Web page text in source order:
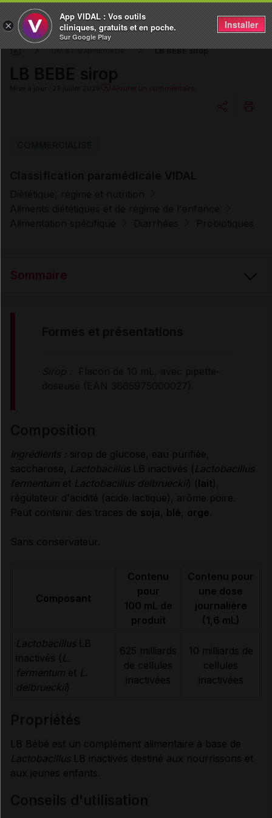
DM & Parapharmacie LB BEBE sirop
Ajouter un commentaire
Sommaire
PRÉCAUTIONS D'EMPLOI
CONDITIONS DE CONSERVATION
Ingrédients : sirop de glucose, eau purifiée,
saccharose, Lactobacillus LB inactivés ( Lactobacillus
fermentum et Lactobacillus delbrueckii) (lait),
régulateur d'acidité (acide lactique), arôme poire.
Peut contenir des traces de soja, blé, orge
Sans conservateur.
Composant
Contenu
pour
100 mL de
produit
Contenu pour
une dose
journalière
(1,6 mL)
Lactobacillus LB
inactivés ( L.
fermentum et L.
delbrueckii)
625 milliards
de cellules
inactivées
10 milliards de
cellules
inactivées
LB Bébé est un complément alimentaire à base de
Lactobacillus LB inactivés destiné aux nourrissons et
aux jeunes enfants.
×
App VIDAL : Vos outils
cliniques, gratuits et en poche.
Sur Google Play
Installer